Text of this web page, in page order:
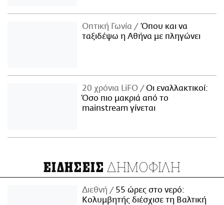
Οπτική Γωνία
Όπου και να
ταξιδέψω η Αθήνα με πληγώνει
20 χρόνια LiFO
Οι εναλλακτικοί:
Όσο πιο μακριά από το
mainstream γίνεται
ΕΙΔΗΣΕΙΣ ΔΗΜΟΦΙΛΗ
Διεθνή
55 ώρες στο νερό:
Κολυμβητής διέσχισε τη Βαλτική